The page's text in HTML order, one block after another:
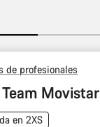
de profesionales
Movistar
en 2XS